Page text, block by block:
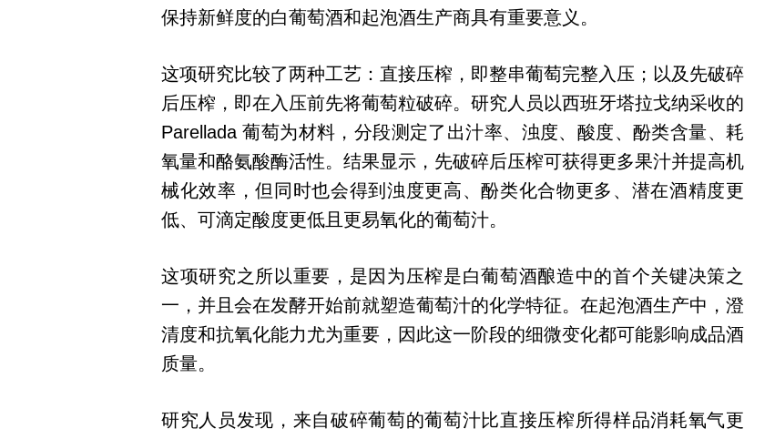
保持新鲜度的白葡萄酒和起泡酒生产商具有重要意义。
这项研究比较了两种工艺：直接压榨，即整串葡萄完整入压；以及先破碎
后压榨，即在入压前先将葡萄粒破碎。研究人员以西班牙塔拉戈纳采收的
Parellada 葡萄为材料，分段测定了出汁率、浊度、酸度、酚类含量、耗
氧量和酪氨酸酶活性。结果显示，先破碎后压榨可获得更多果汁并提高机
械化效率，但同时也会得到浊度更高、酚类化合物更多、潜在酒精度更
低、可滴定酸度更低且更易氧化的葡萄汁。
这项研究之所以重要，是因为压榨是白葡萄酒酿造中的首个关键决策之
一，并且会在发酵开始前就塑造葡萄汁的化学特征。在起泡酒生产中，澄
清度和抗氧化能力尤为重要，因此这一阶段的细微变化都可能影响成品酒
质量。
研究人员发现，来自破碎葡萄的葡萄汁比直接压榨所得样品消耗氧气更